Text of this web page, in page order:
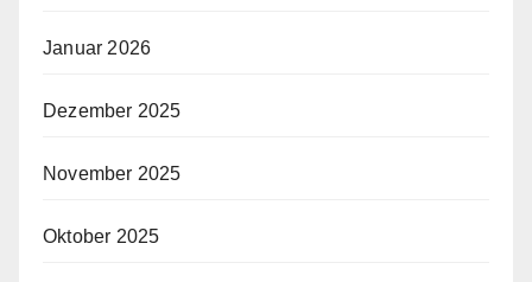
Januar 2026
Dezember 2025
November 2025
Oktober 2025